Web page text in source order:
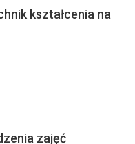
kształcenia na
zajęć